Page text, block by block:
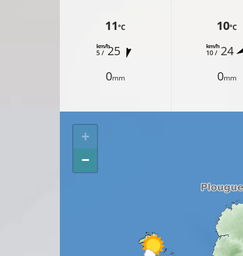
11°C
5 /
km/h25
0mm
10°C
10 /
km/h 24
0mm
+
−